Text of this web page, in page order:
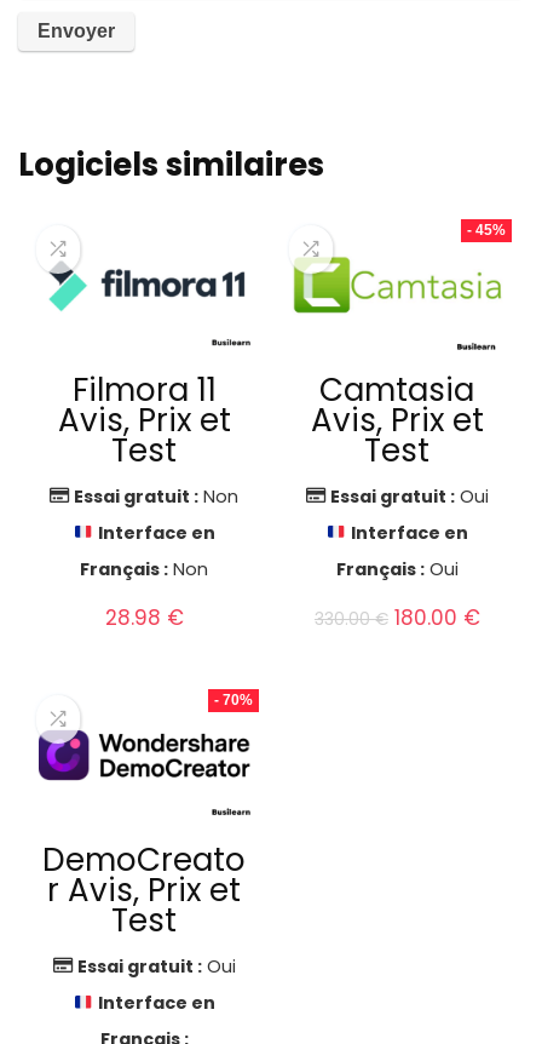
Logiciels similaires
Filmora 11
Avis, Prix et
Test
Essai gratuit : Non
Interface en
Français : Non
28.98 €
- 45%
Camtasia
Avis, Prix et
Test
Essai gratuit : Oui
Interface en
Français : Oui
330.00€ Le
180.00 €Le
- 70%
DemoCreato
r Avis, Prix et
Test
Essai gratuit : Oui
Interface en